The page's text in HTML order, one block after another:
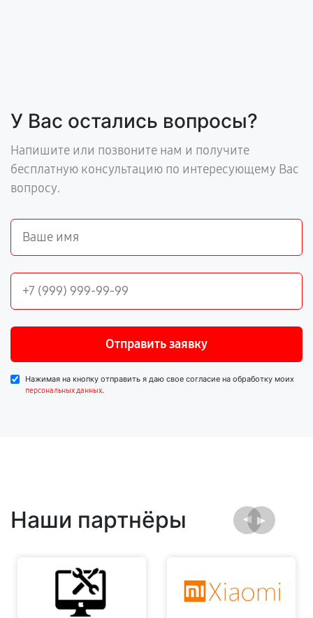
У Вас остались вопросы?
Напишите или позвоните нам и получите
бесплатную консультацию по интересующему Вас
вопросу.
Отправить заявку
Нажимая на кнопку отправить я даю свое согласие на обработку моих
персональных данных.
Наши партнёры